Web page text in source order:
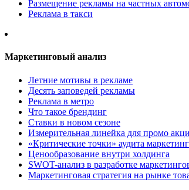
Размещение рекламы на частных
Реклама в такси
Маркетинговый анализ
Летние мотивы в рекламе
Десять заповедей рекламы
Реклама в метро
Что такое брендинг
Ставки в новом сезоне
Измерительная линейка для промо
«Критические точки» аудита
Ценообразование внутри холдинга
SWOT-анализ в разработке
Маркетинговая стратегия на рынке